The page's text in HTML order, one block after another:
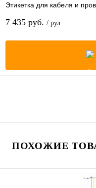
Этикетка для кабеля и
7 435 руб. / рул
ПОХОЖИЕ